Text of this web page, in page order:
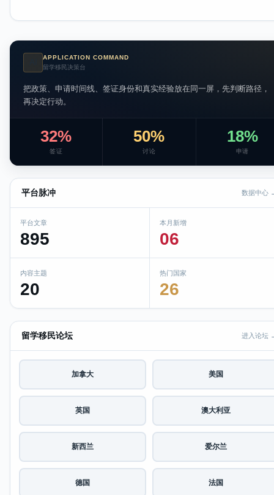
APPLICATION COMMAND
留学移民决策台
把政策、申请时间线、签证身份和真实经验放在同一屏，先判断路径，
再决定行动。
32%
签证
50%
讨论
18%
申请
平台脉冲 数据中心
平台文章
895
本月新增
06
内容主题
20
热门国家
26
留学移民论坛 进入论坛
加拿大 美国
英国 澳大利亚
新西兰 爱尔兰
德国 法国